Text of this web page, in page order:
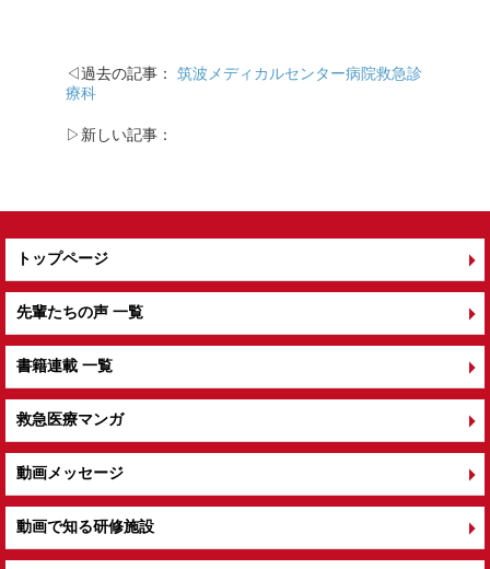
◁過去の記事： 筑波メディカルセンター病院救急診
療科
▷新しい記事：
トップページ
先輩たちの声 一覧
書籍連載 一覧
救急医療マンガ
動画メッセージ
動画で知る研修施設